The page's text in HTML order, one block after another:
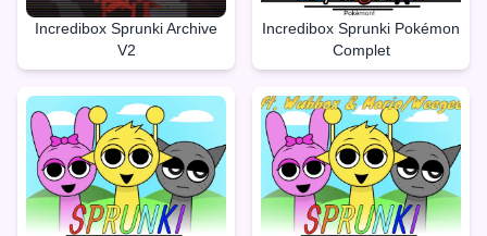
Incredibox Sprunki Archive
V2
Incredibox Sprunki Pokémon
Complet